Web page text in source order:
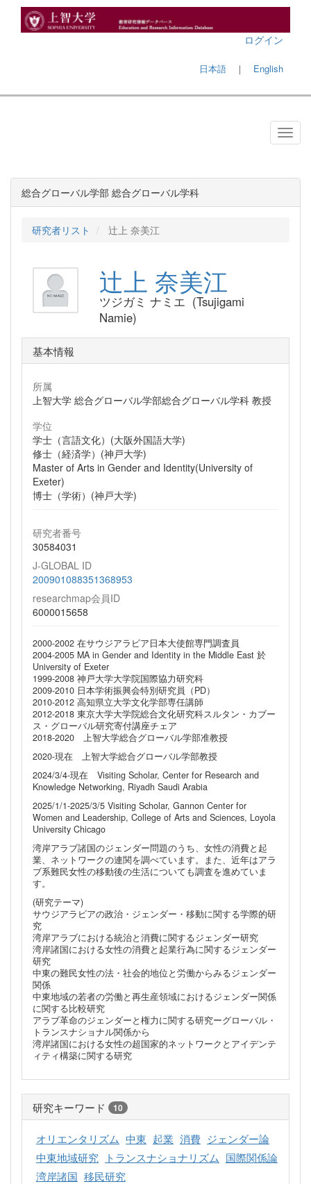
ログイン
日本語 ｜ English
総合グローバル学部 総合グローバル学科
研究者リスト 辻上 奈美江
辻上 奈美江
ツジガミ ナミエ (Tsujigami
Namie)
基本情報
所属
上智大学 総合グローバル学部総合グローバル学科 教授
学位
学士（言語文化）(大阪外国語大学)
修士（経済学）(神戸大学)
Master of Arts in Gender and Identity(University of
Exeter)
博士（学術）(神戸大学)
研究者番号
30584031
J-GLOBAL ID
200901088351368953
researchmap会員ID
6000015658
2000-2002 在サウジアラビア日本大使館専門調査員
2004-2005 MA in Gender and Identity in the Middle East 於
University of Exeter
1999-2008 神戸大学大学院国際協力研究科
2009-2010 日本学術振興会特別研究員（PD）
2010-2012 高知県立大学文化学部専任講師
2012-2018 東京大学大学院総合文化研究科スルタン・カブー
ス・グローバル研究寄付講座チェア
2018-2020 上智大学総合グローバル学部准教授
2020-現在 上智大学総合グローバル学部教授
2024/3/4-現在 Visiting Scholar, Center for Research and
Knowledge Networking, Riyadh Saudi Arabia
2025/1/1-2025/3/5 Visiting Scholar, Gannon Center for
Women and Leadership, College of Arts and Sciences, Loyola
University Chicago
湾岸アラブ諸国のジェンダー問題のうち、女性の消費と起
業、ネットワークの連関を調べています。また、近年はアラ
ブ系難民女性の移動後の生活についても調査を進めていま
す。
(研究テーマ)
サウジアラビアの政治・ジェンダー・移動に関する学際的研
究
湾岸アラブにおける統治と消費に関するジェンダー研究
湾岸諸国における女性の消費と起業行為に関するジェンダー
研究
中東の難民女性の法・社会的地位と労働からみるジェンダー
関係
中東地域の若者の労働と再生産領域におけるジェンダー関係
に関する比較研究
アラブ革命のジェンダーと権力に関する研究ーグローバル・
トランスナショナル関係から
湾岸諸国における女性の超国家的ネットワークとアイデンテ
ィティ構築に関する研究
研究キーワード 10
オリエンタリズム 中東 起業 消費 ジェンダー論
中東地域研究
トランスナショナリズム 国際関係論
湾岸諸国 移民研究